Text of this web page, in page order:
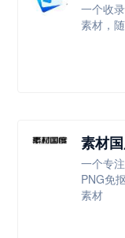
一个收
素材，
素材
一个专
PNG免
素材